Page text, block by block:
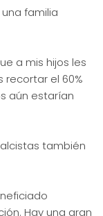
familia
a mis hijos les
el 60%
aún estarían
también
Hay una gran